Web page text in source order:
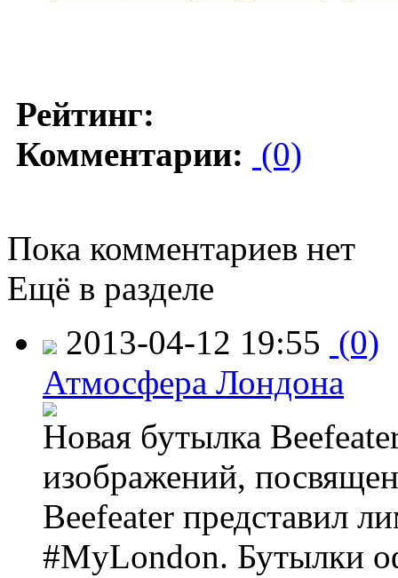
Рейтинг:
Комментарии: (0)
Пока комментариев нет
Ещё в разделе
2013-04-12 19:55 (0)
Атмосфера Лондона
Новая бутылка
изображений,
Beefeater представил
#MyLondon. Бутылки